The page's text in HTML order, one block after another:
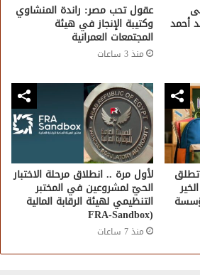
أحمد
عقول تحب مصر: راندة المنشاوي
وكتيبة الإنجاز في هيئة
المجتمعات العمرانية
منذ 3 ساعات
تطلق لأول مرة .. انطلاق مرحلة الاختبار
الحيّ لمشروعين في المختبر
التنظيمي لهيئة الرقابة المالية
(FRA-Sandbox
منذ 7 ساعات